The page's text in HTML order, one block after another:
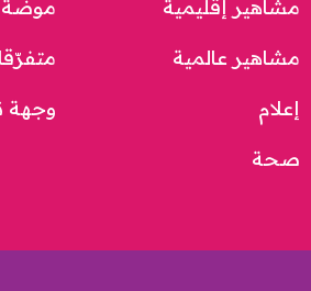
مشاهير إقليمية
مشاهير عالمية
إعلام
صحة
موضة
وجهة